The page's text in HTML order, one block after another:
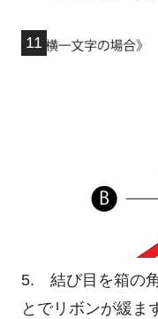
5. 結び目を箱の
とでリボンが緩ま